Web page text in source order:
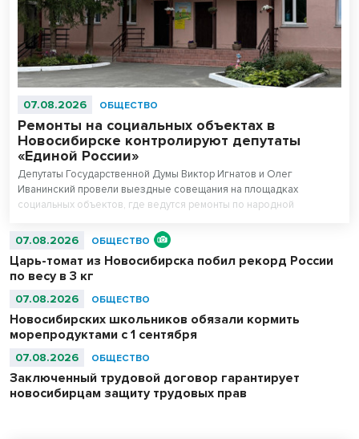
07.08.2026 ОБЩЕСТВО
Ремонты на социальных объектах в
Новосибирске контролируют депутаты
«Единой России»
Депутаты Государственной Думы Виктор Игнатов и Олег
Иванинский провели выездные совещания на площадках
социальных объектов, где ведутся ремонты по народной
07.08.2026 ОБЩЕСТВО
Царь-томат из Новосибирска побил рекорд России
по весу в 3 кг
07.08.2026 ОБЩЕСТВО
Новосибирских школьников обязали кормить
морепродуктами с 1 сентября
07.08.2026 ОБЩЕСТВО
Заключенный трудовой договор гарантирует
новосибирцам защиту трудовых прав